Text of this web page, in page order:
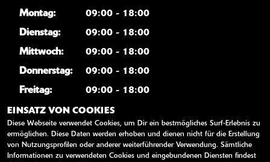
Montag:
09:00 - 18:00
Dienstag:
09:00 - 18:00
Mittwoch:
09:00 - 18:00
Donnerstag:
09:00 - 18:00
Freitag:
09:00 - 18:00
Samstag:
10:00 - 14:00
Sonntag:
geschlossen
EINSATZ VON COOKIES
Diese Webseite verwendet Cookies, um Dir ein bestmögliches Surf-Erlebnis zu
ermöglichen. Diese Daten werden erhoben und dienen nicht für die Erstellung
von Nutzungsprofilen oder anderer weiterführender Verwendung. Sämtliche
Informationen zu verwendeten Cookies und eingebundenen Diensten findest